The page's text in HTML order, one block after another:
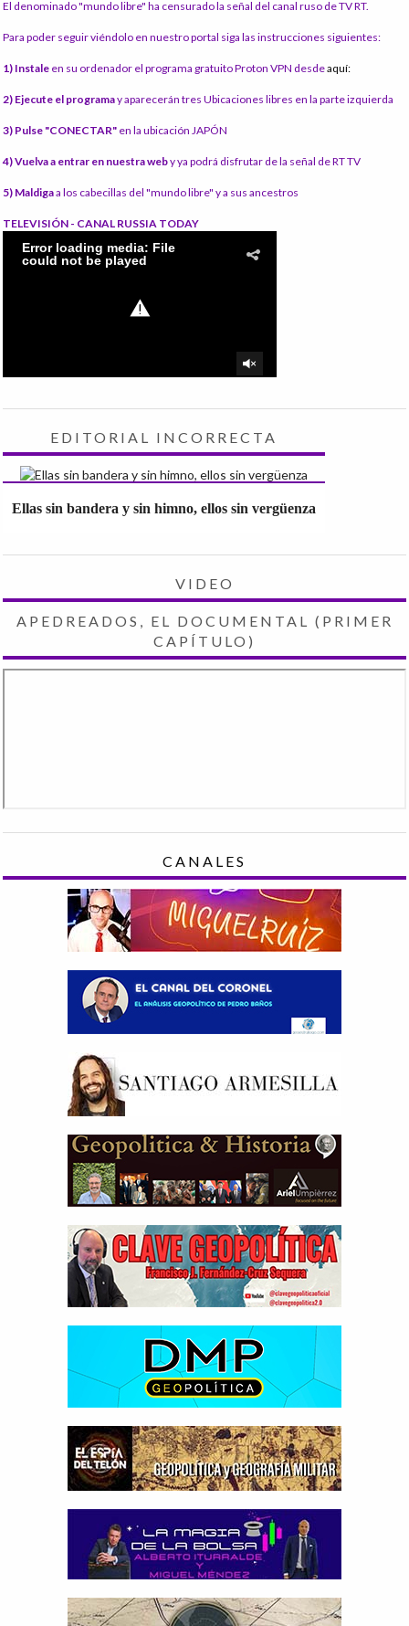
El denominado "mundo libre" ha censurado la señal del canal ruso de TV RT.
Para poder seguir viéndolo en nuestro portal siga las instrucciones siguientes:
1) Instale en su ordenador el programa gratuito Proton VPN desdeaquí:
2) Ejecute el programay aparecerán tres Ubicaciones libres en la parte izquierda
3) Pulse "CONECTAR" en la ubicación JAPÓN
4) Vuelva a entrar en nuestra weby ya podrá disfrutar de la señal de RT TV
5) Maldigaa los cabecillas del "mundo libre" y a sus ancestros
TELEVISIÓN - CANAL RUSSIA TODAY
EDITORIAL INCORRECTA
Ellas sin bandera y sin himno, ellos sin vergüenza
VIDEO
APEDREADOS, EL DOCUMENTAL (PRIMER
CAPÍTULO)
CANALES